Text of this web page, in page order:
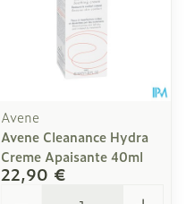
Avene
Avene Cleanance Hydra
Creme Apaisante 40ml
22,90 €